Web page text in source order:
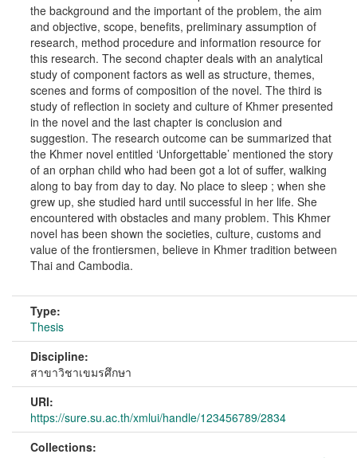
the background and the important of the problem, the aim
and objective, scope, benefits, preliminary assumption of
research, method procedure and information resource for
this research. The second chapter deals with an analytical
study of component factors as well as structure, themes,
scenes and forms of composition of the novel. The third is
study of reflection in society and culture of Khmer presented
in the novel and the last chapter is conclusion and
suggestion. The research outcome can be summarized that
the Khmer novel entitled ‘Unforgettable’ mentioned the story
of an orphan child who had been got a lot of suffer, walking
along to bay from day to day. No place to sleep ; when she
grew up, she studied hard until successful in her life. She
encountered with obstacles and many problem. This Khmer
novel has been shown the societies, culture, customs and
value of the frontiersmen, believe in Khmer tradition between
Thai and Cambodia.
Type:
Thesis
Discipline:
สาขาวิชาเขมรศึกษา
URI:
https://sure.su.ac.th/xmlui/handle/123456789/2834
Collections: